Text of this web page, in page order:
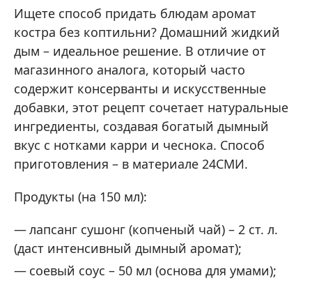
Ищете способ придать блюдам аромат
костра без коптильни? Домашний жидкий
дым – идеальное решение. В отличие от
магазинного аналога, который часто
содержит консерванты и искусственные
добавки, этот рецепт сочетает натуральные
ингредиенты, создавая богатый дымный
вкус с нотками карри и чеснока. Способ
приготовления – в материале 24СМИ.
Продукты (на 150 мл):
лапсанг сушонг (копченый чай) – 2 ст. л.
(даст интенсивный дымный аромат);
соевый соус – 50 мл (основа для умами);